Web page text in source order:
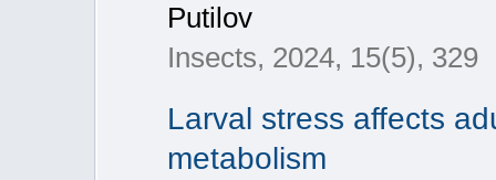
Putilov
Insects, 2024, 15(5), 329
Larval stress affects
metabolism